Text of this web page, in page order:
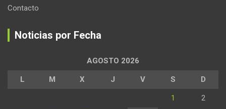
Contacto
Noticias por Fecha
AGOSTO 2026
L M X J V S D
1 2